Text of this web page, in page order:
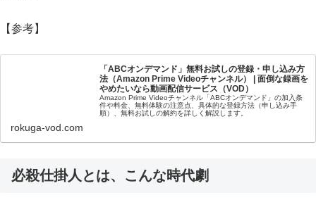
【参考】
「ABCオンデマンド」無料お試しの登録・申し込み方
法（Amazon Prime Videoチャンネル） | 面倒な録画を
やめたいなら動画配信サービス（VOD）
Amazon Prime Videoチャンネル「ABCオンデマンド」の加入条
件や料金、無料体験の注意点、具体的な登録方法（申し込み手
順）、無料お試しの解約を詳しく解説します。
rokuga-vod.com
必殺仕掛人とは、こんな時代劇